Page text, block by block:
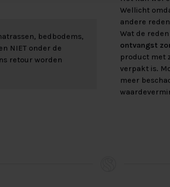
bedbodems,
NIET onder de
retour worden
Wellicht
andere
Wat de
ontvangst
product met
verpakt is.
meer